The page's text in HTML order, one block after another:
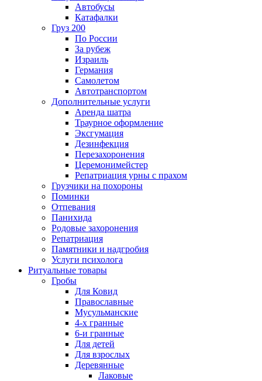
Автобусы
Катафалки
Груз 200
По России
За рубеж
Израиль
Германия
Самолетом
Автотранспортом
Дополнительные услуги
Аренда шатра
Траурное оформление
Эксгумация
Дезинфекция
Перезахоронения
Церемонимейстер
Репатриация урны с прахом
Грузчики на похороны
Поминки
Отпевания
Панихида
Родовые захоронения
Репатриация
Памятники и надгробия
Услуги психолога
Ритуальные товары
Гробы
Для Ковид
Православные
Мусульманские
4-х гранные
6-и гранные
Для детей
Для взрослых
Деревянные
Лаковые